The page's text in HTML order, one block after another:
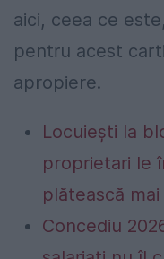
aici, ceea ce
pentru acest
apropiere.
Locuiești la
proprietari le
plătească
Concediu